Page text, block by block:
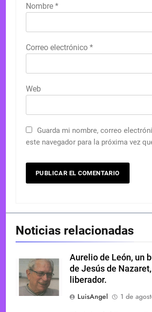
Nombre *
Correo electrónico *
Web
Guarda mi nombre, correo
este navegador para la próxima vez
Noticias relacionadas
Aurelio de León, un
de Jesús de
liberador.
LuisAngel
1 de